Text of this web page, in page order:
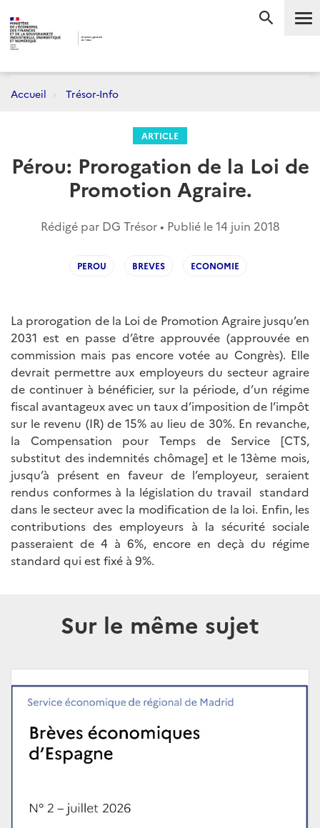
Accueil Trésor-Info
ARTICLE
Pérou: Prorogation de la Loi de
Promotion Agraire.
Rédigé par DG Trésor • Publié le14 juin 2018
PEROU BREVES ECONOMIE
La prorogation de la Loi de Promotion Agraire jusqu’en
2031 est en passe d’être approuvée (approuvée en
commission mais pas encore votée au Congrès). Elle
devrait permettre aux employeurs du secteur agraire
de continuer à bénéficier, sur la période, d’un régime
fiscal avantageux avec un taux d’imposition de l’impôt
sur le revenu (IR) de 15% au lieu de 30%. En revanche,
la Compensation pour Temps de Service [CTS,
substitut des indemnités chômage] et le 13ème mois,
jusqu’à présent en faveur de l’employeur, seraient
rendus conformes à la législation du travail standard
dans le secteur avec la modification de la loi. Enfin, les
contributions des employeurs à la sécurité sociale
passeraient de 4 à 6%, encore en deçà du régime
standard qui est fixé à 9%.
Sur le même sujet